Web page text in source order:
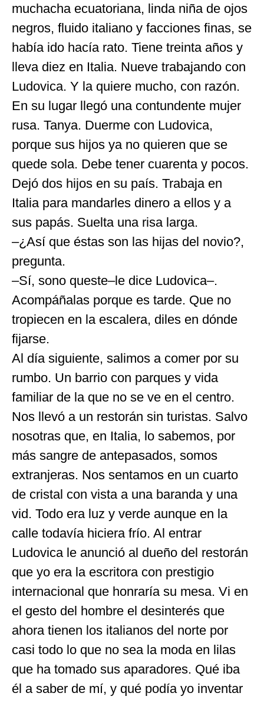
muchacha ecuatoriana, linda niña de ojos
negros, fluido italiano y facciones finas, se
había ido hacía rato. Tiene treinta años y
lleva diez en Italia. Nueve trabajando con
Ludovica. Y la quiere mucho, con razón.
En su lugar llegó una contundente mujer
rusa. Tanya. Duerme con Ludovica,
porque sus hijos ya no quieren que se
quede sola. Debe tener cuarenta y pocos.
Dejó dos hijos en su país. Trabaja en
Italia para mandarles dinero a ellos y a
sus papás. Suelta una risa larga.
–¿Así que éstas son las hijas del novio?,
pregunta.
–Sí, sono queste–le dice Ludovica–.
Acompáñalas porque es tarde. Que no
tropiecen en la escalera, diles en dónde
fijarse.
Al día siguiente, salimos a comer por su
rumbo. Un barrio con parques y vida
familiar de la que no se ve en el centro.
Nos llevó a un restorán sin turistas. Salvo
nosotras que, en Italia, lo sabemos, por
más sangre de antepasados, somos
extranjeras. Nos sentamos en un cuarto
de cristal con vista a una baranda y una
vid. Todo era luz y verde aunque en la
calle todavía hiciera frío. Al entrar
Ludovica le anunció al dueño del restorán
que yo era la escritora con prestigio
internacional que honraría su mesa. Vi en
el gesto del hombre el desinterés que
ahora tienen los italianos del norte por
casi todo lo que no sea la moda en lilas
que ha tomado sus aparadores. Qué iba
él a saber de mí, y qué podía yo inventar